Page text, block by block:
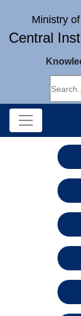
Ministry
Central